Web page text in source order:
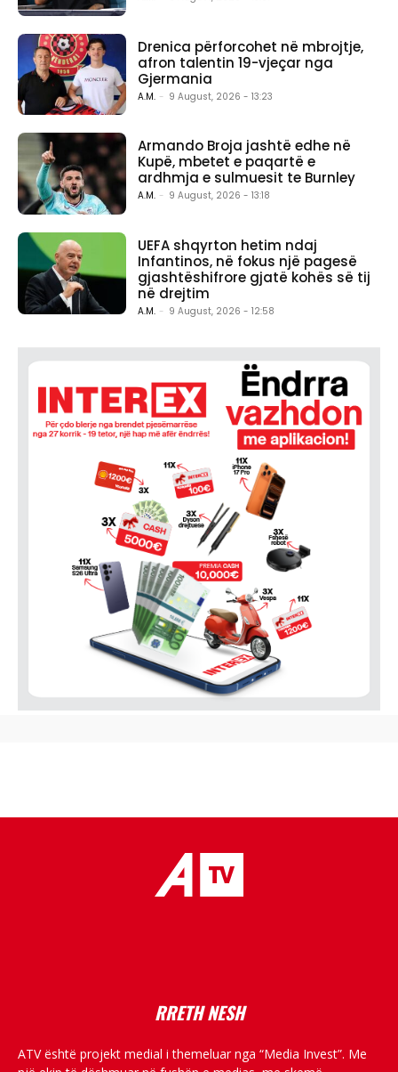
Drenica përforcohet në mbrojtje,
afron talentin 19-vjeçar nga
Gjermania
A.M. - 9 August, 2026 - 13:23
Armando Broja jashtë edhe në
Kupë, mbetet e paqartë e
ardhmja e sulmuesit te Burnley
A.M. - 9 August, 2026 - 13:18
UEFA shqyrton hetim ndaj
Infantinos, në fokus një pagesë
gjashtëshifrore gjatë kohës së tij
në drejtim
A.M. - 9 August, 2026 - 12:58
RRETH NESH
ATV është projekt medial i themeluar nga “Media Invest”. Me